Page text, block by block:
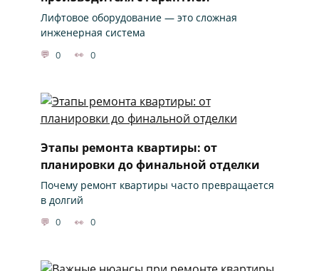
Лифтовое оборудование — это сложная
инженерная система
0 0
Этапы ремонта квартиры: от
планировки до финальной отделки
Почему ремонт квартиры часто превращается
в долгий
0 0